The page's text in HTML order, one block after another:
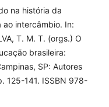
na história da
intercâmbio. In:
T. M. T. (orgs.) O
brasileira:
SP: Autores
125-141. ISSBN 978-